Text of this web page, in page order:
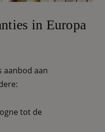
in Europa
aanbod aan
tot de